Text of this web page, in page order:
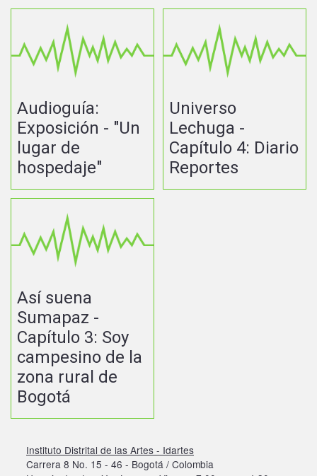
Audioguía:
Exposición - "Un
lugar de
hospedaje"
Universo
Lechuga -
Capítulo 4: Diario
Reportes
Así suena
Sumapaz -
Capítulo 3: Soy
campesino de la
zona rural de
Bogotá
Instituto Distrital de las Artes - Idartes
Carrera 8 No. 15 - 46 - Bogotá / Colombia